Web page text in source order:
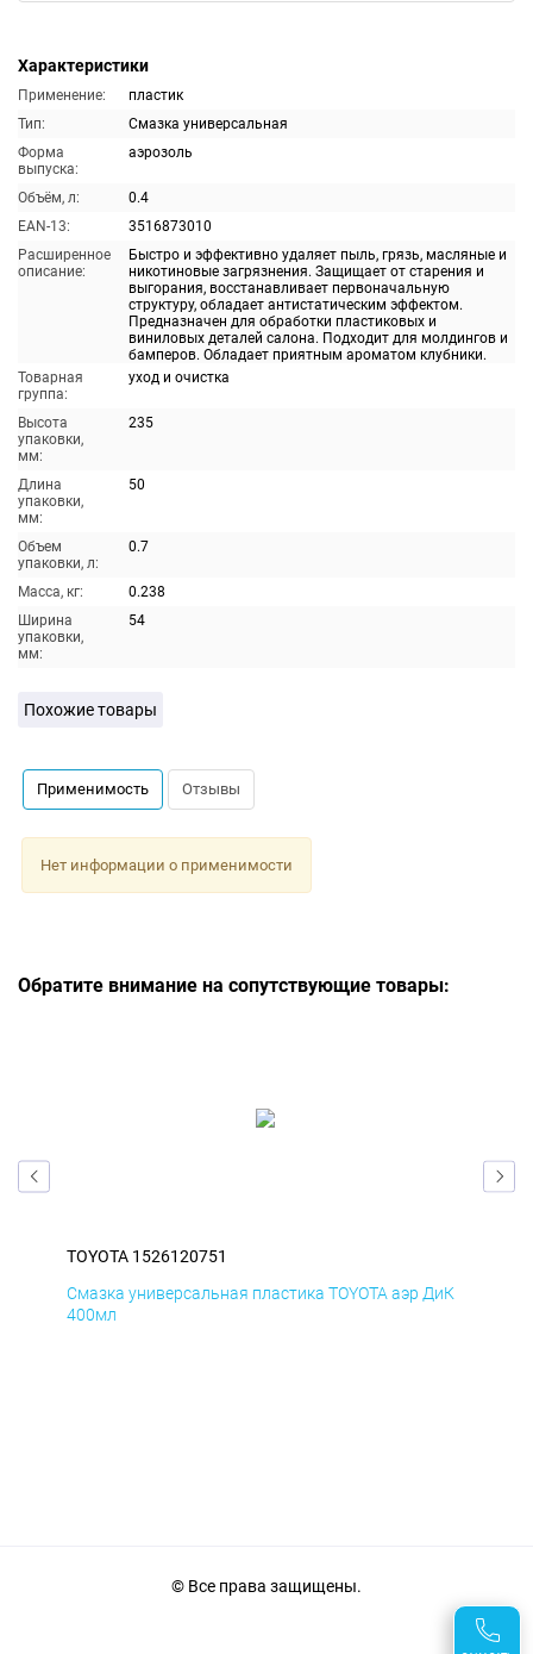
Характеристики
Применение:
пластик
Тип:
Смазка универсальная
Форма
выпуска:
аэрозоль
Объём, л:
0.4
EAN-13:
3516873010
Расширенное
описание:
Быстро и эффективно удаляет пыль, грязь, масляные и
никотиновые загрязнения. Защищает от старения и
выгорания, восстанавливает первоначальную
структуру, обладает антистатическим эффектом.
Предназначен для обработки пластиковых и
виниловых деталей салона. Подходит для молдингов и
бамперов. Обладает приятным ароматом клубники.
Товарная
группа:
уход и очистка
Высота
упаковки,
мм:
235
Длина
упаковки,
мм:
50
Объем
упаковки, л:
0.7
Масса, кг:
0.238
Ширина
упаковки,
мм:
54
Похожие товары
Применимость Отзывы
Нет информации о применимости
Обратите внимание на сопутствующие товары:
TOYOTA 1526120751
Смазка универсальная пластика TOYOTA аэр ДиК
400мл
© Все права защищены.